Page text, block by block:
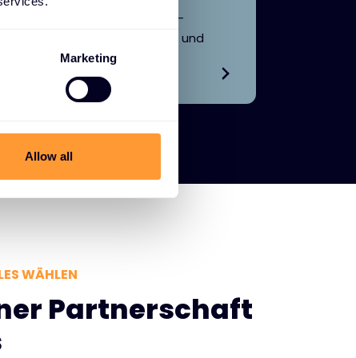
Marketing
Allow all
Geheimnisse, Rotation, SSH-
Schlüsselverwaltung, Audits und
Analysen.
WÄHLEN
Partnerschaft